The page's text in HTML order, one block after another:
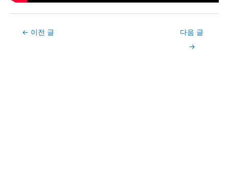
Post← 이전 글
다음 글
→